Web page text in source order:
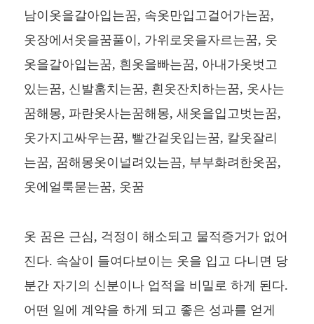
남이옷을갈아입는꿈, 속옷만입고걸어가는꿈,
옷장에서옷을꿈풀이, 가위로옷을자르는꿈, 웃
옷을갈아입는꿈, 흰옷을빠는꿈, 아내가옷벗고
있는꿈, 신발훔치는꿈, 흰옷잔치하는꿈, 옷사는
꿈해몽, 파란옷사는꿈해몽, 새옷을입고벗는꿈,
옷가지고싸우는꿈, 빨간겉옷입는꿈, 칼옷잘리
는꿈, 꿈해몽옷이널려있는끔, 부부화려한옷꿈,
옷에얼룩묻는꿈, 옷꿈
옷 꿈은 근심, 걱정이 해소되고 물적증거가 없어
진다. 속살이 들여다보이는 옷을 입고 다니면 당
분간 자기의 신분이나 업적을 비밀로 하게 된다.
어떤 일에 계약을 하게 되고 좋은 성과를 얻게